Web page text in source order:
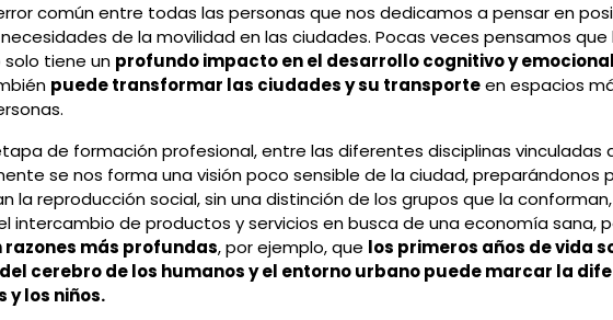
común entre todas las personas que nos dedicamos a pensar en
de la movilidad en las ciudades. Pocas veces pensamos
solo tiene un profundo impacto en el desarrollo cognitivo y
puede transformar las ciudades y su transporteen espacios
de formación profesional, entre las diferentes disciplinas vinculadas
se nos forma una visión poco sensible de la ciudad, preparándonos
la reproducción social, sin una distinción de los grupos que la
intercambio de productos y servicios en busca de una economía sana,
razones más profundas, por ejemplo, que los primeros años de vida
cerebro de los humanos y el entorno urbano puede marcar la
y los niños.